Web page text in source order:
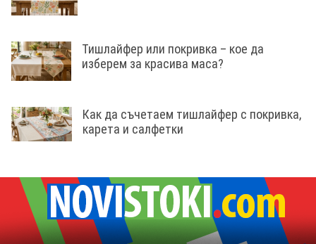
Тишлайфер или покривка – кое да
изберем за красива маса?
Как да съчетаем тишлайфер с покривка,
карета и салфетки